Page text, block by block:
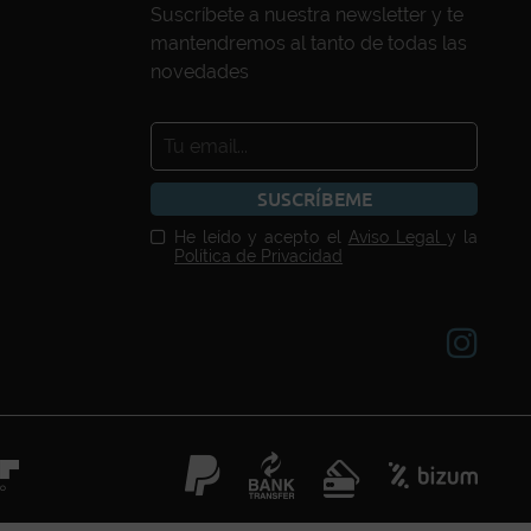
Suscríbete a nuestra newsletter y te
mantendremos al tanto de todas las
novedades
SUSCRÍBEME
He leído y acepto el Aviso Legal y la
Política de Privacidad